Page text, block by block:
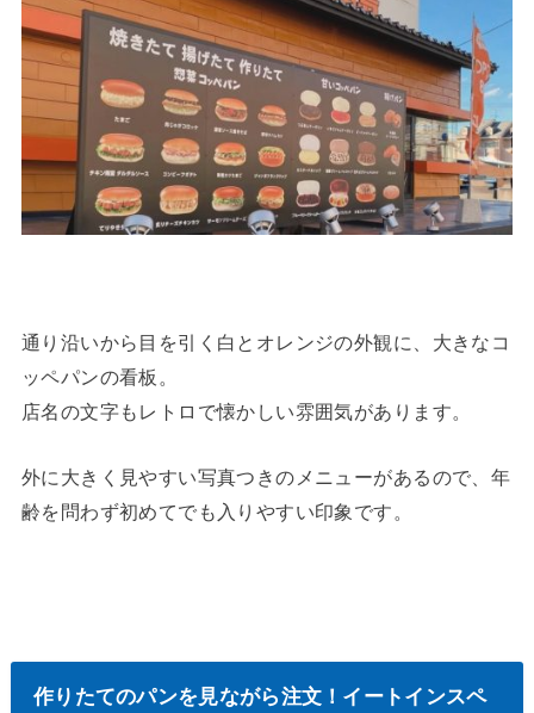
通り沿いから目を引く白とオレンジの外観に、大きなコ
ッペパンの看板。
店名の文字もレトロで懐かしい雰囲気があります。
外に大きく見やすい写真つきのメニューがあるので、年
齢を問わず初めてでも入りやすい印象です。
作りたてのパンを見ながら注文！イートインスペ